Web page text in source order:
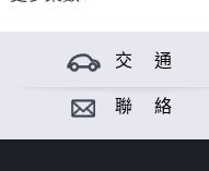
交 通
聯 絡